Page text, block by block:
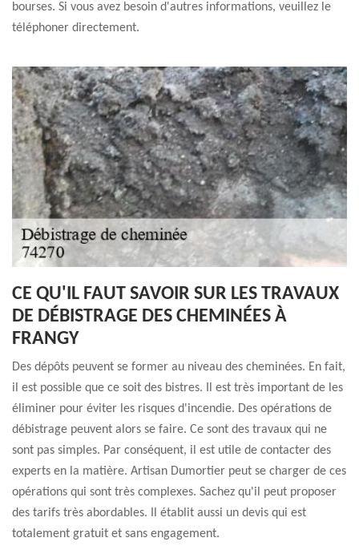
bourses. Si vous avez besoin d'autres informations, veuillez le
téléphoner directement.
CE QU'IL FAUT SAVOIR SUR LES TRAVAUX
DE DÉBISTRAGE DES CHEMINÉES À
FRANGY
Des dépôts peuvent se former au niveau des cheminées. En fait,
il est possible que ce soit des bistres. Il est très important de les
éliminer pour éviter les risques d'incendie. Des opérations de
débistrage peuvent alors se faire. Ce sont des travaux qui ne
sont pas simples. Par conséquent, il est utile de contacter des
experts en la matière. Artisan Dumortier peut se charger de ces
opérations qui sont très complexes. Sachez qu'il peut proposer
des tarifs très abordables. Il établit aussi un devis qui est
totalement gratuit et sans engagement.